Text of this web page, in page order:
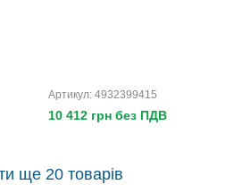
Артикул: 4932399415
10 412 грн без ПДВ
ще 20 товарів